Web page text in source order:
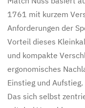
1761 mit kurzem
Anforderungen der
Vorteil dieses
und kompakte
ergonomisches
Einstieg und Aufstieg.
Das sich selbst